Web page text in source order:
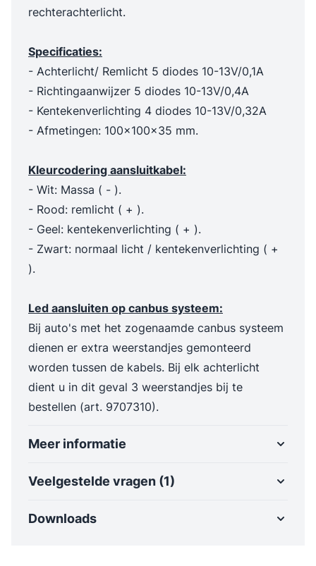
rechterachterlicht.
Specificaties:
- Achterlicht/ Remlicht 5 diodes 10-13V/0,1A
- Richtingaanwijzer 5 diodes 10-13V/0,4A
- Kentekenverlichting 4 diodes 10-13V/0,32A
- Afmetingen: 100x100x35 mm.
Kleurcodering aansluitkabel:
- Wit: Massa ( - ).
- Rood: remlicht ( + ).
- Geel: kentekenverlichting ( + ).
- Zwart: normaal licht / kentekenverlichting ( +
).
Led aansluiten op canbus systeem:
Bij auto's met het zogenaamde canbus systeem
dienen er extra weerstandjes gemonteerd
worden tussen de kabels. Bij elk achterlicht
dient u in dit geval 3 weerstandjes bij te
bestellen (art. 9707310).
Meer informatie
Veelgestelde vragen (1)
Downloads